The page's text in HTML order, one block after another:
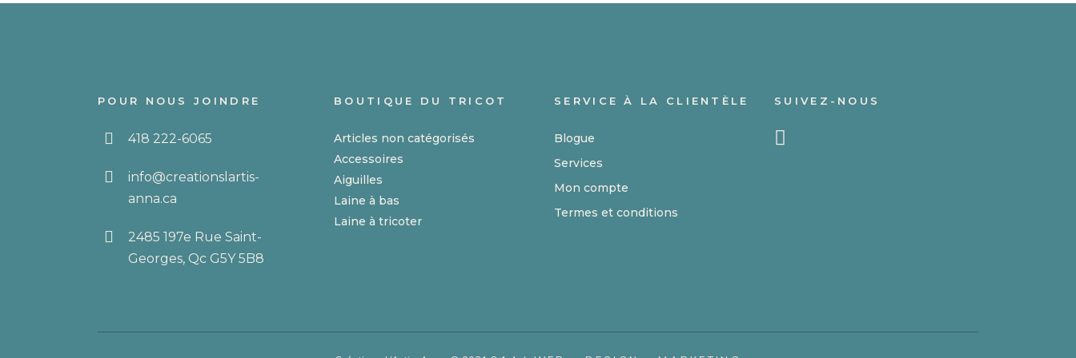
POUR NOUS JOINDRE
418 222-6065
info@creationslartis-
anna.ca
2485 197e Rue Saint-
Georges, Qc G5Y 5B8
BOUTIQUE DU TRICOT
Articles non catégorisés
Accessoires
Aiguilles
Laine à bas
Laine à tricoter
SERVICE À LA CLIENTÈLE
Blogue
Services
Mon compte
Termes et conditions
SUIVEZ-NOUS